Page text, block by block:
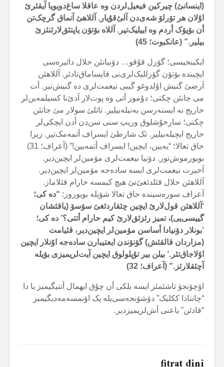
(اینسانئ) چیرکین فیعیل‌لردن وە عاقلا ساغ‌دویویا آیقئرئ
اۇلان هر تۆرلۆ شەی‌دن آلئ‌قۇیار. آللاهئ آنماق گرچک‌تن
أن بۆیۆک أردم وە اییلیک‌تیر. آللاە بۆتۆن یاپتئق‌لارئنئزئ
بیلیر.” (عانکبوت؛ 45
)
ایکینجیسی؛ گۆزل قۇقو… دۆنیانئن حلال دائیرەسی
ایچیندە بۆتۆن گۆزللیک‌لری‌نی قاپساماق‌تادئر. آللاهئن
آرضئ گنیش اۇلدوغو گیبی نیعمت‌لری دە گنیش‌تیر. أت
می جانئن چکتی؛ دۇموز أتی وە پوت‌لار آدئ‌نا کسیلمەین‌لر
حاریج نە ایستەرسن یەنیلەبیلیر. تاتلئ سولار مئ جانئن
چکتی؛ سارحۇشلوق وریپ سنی سن‌دن أدن ایچکی‌لر
حاریج ایچیلەبیلیر. تک شارطئ ایسراف أتمەمک‌تیر. زیرا
حاق تعالا؛ “یەیین، ایچین! ایسراف أتمەیین!” (آعراف؛ 31)
بویورموش‌تور. دۆنیا نیعمت‌لری مۆمین‌لر ایچین‌دیر.
آحیرت نیعمت‌لری ایسە سادەجە مۆمین‌لر ایچین‌دیر.
آللاهئن حلال قئلدئغئ‌نئ هیچ کیمسە حارام قئلاماز.
آعراف سورەسیندە حاق تعالا شؤیلە بویورور: “دە کی؛
‘آللاهئن قول‌لارئ ایچین چئقاردئغئ سۆسۆ (یاقئشان
گییسی‌یی)، تمیز رئزئق‌لارئ کیم حارام أتتی؟’ دە کی؛
‘بونلار دۆنیادا أساسن مۆمین‌لر ایچین‌دیر، قئیامت
(مزاردان قالقئش) گۆنۆندن ایعتیبارن سادەجە اۇنلار ایچین
اۇلاجاق‌تئر.’ بیلن بیر تۇپلولوق ایچین آیت‌لریمیزی بؤیلە
آچئقلارئز.” (آعراف؛ 32)
اۆچۆنجۆ تاشئمئز ایسە بلکی أن چۇق ایهمال أتتیگیمیز یا دا
“چانتادا ککلیک” دۆشۆنجەسی‌یلە پک اؤنمسەمەدیگیمیز
“قادئن” یاعنی أش‌لریمیزدیر.